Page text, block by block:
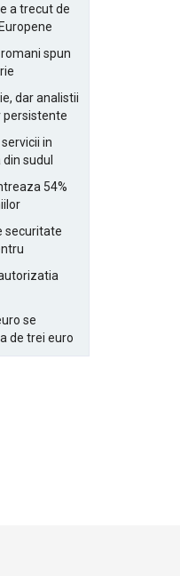
a trecut de
spun
dar analistii
persistente
in
sudul
54%
securitate
se
de trei euro